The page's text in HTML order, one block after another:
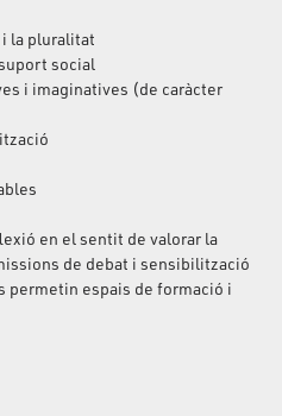
la pluralitat
social
i imaginatives (de caràcter
en el sentit de valorar la
de debat i sensibilització
permetin espais de formació i